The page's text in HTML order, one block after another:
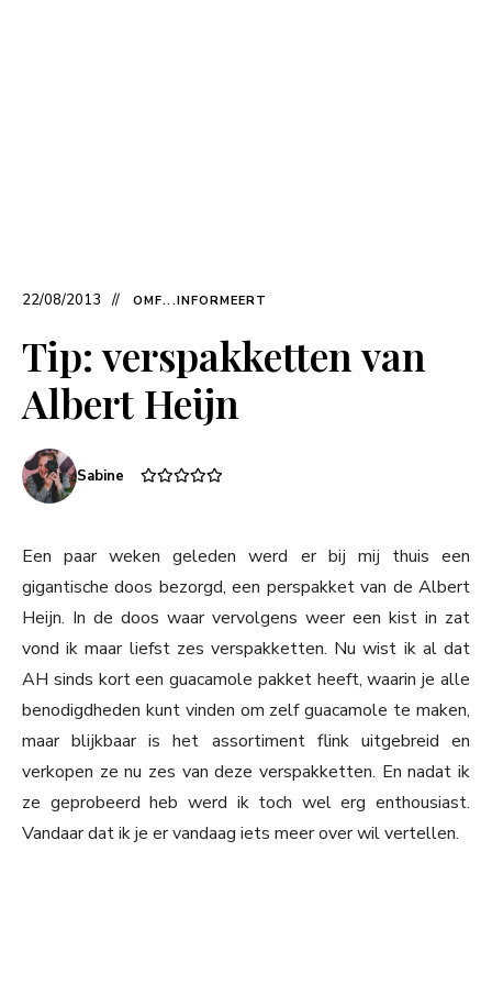
22/08/2013 OMF...INFORMEERT
Tip: verspakketten van
Albert Heijn
Sabine
Een paar weken geleden werd er bij mij thuis een
gigantische doos bezorgd, een perspakket van de Albert
Heijn. In de doos waar vervolgens weer een kist in zat
vond ik maar liefst zes verspakketten. Nu wist ik al dat
AH sinds kort een guacamole pakket heeft, waarin je alle
benodigdheden kunt vinden om zelf guacamole te maken,
maar blijkbaar is het assortiment flink uitgebreid en
verkopen ze nu zes van deze verspakketten. En nadat ik
ze geprobeerd heb werd ik toch wel erg enthousiast.
Vandaar dat ik je er vandaag iets meer over wil vertellen.